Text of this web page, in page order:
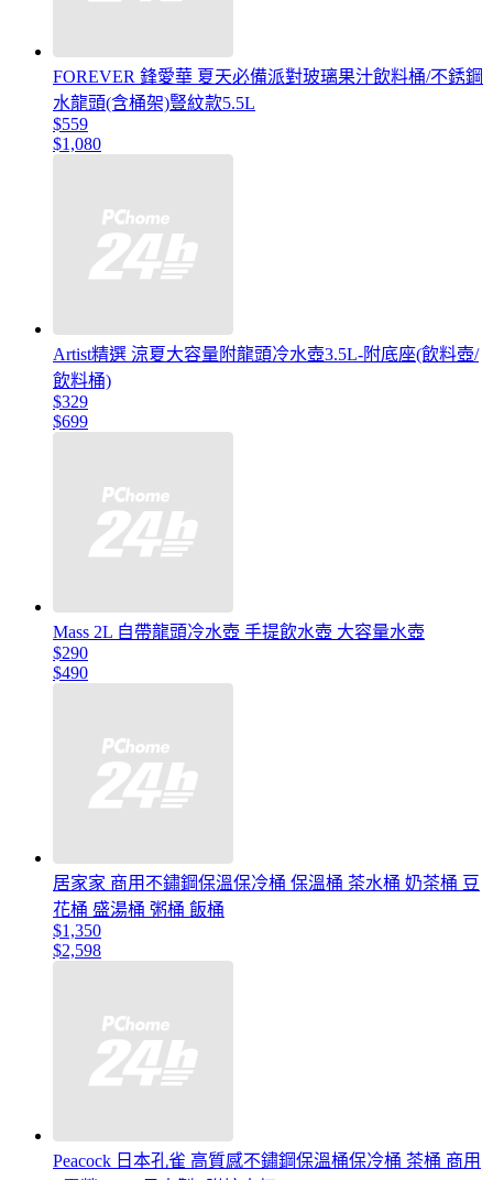
FOREVER 鋒愛華 夏天必備派對玻璃果汁飲料桶/不銹鋼
水龍頭(含桶架)豎紋款5.5L
$559
$1,080
Artist精選 涼夏大容量附龍頭冷水壺3.5L-附底座(飲料壺/
飲料桶)
$329
$699
Mass 2L 自帶龍頭冷水壺 手提飲水壺 大容量水壺
$290
$490
居家家 商用不鏽鋼保溫保冷桶 保溫桶 茶水桶 奶茶桶 豆
花桶 盛湯桶 粥桶 飯桶
$1,350
$2,598
Peacock 日本孔雀 高質感不鏽鋼保溫桶保冷桶 茶桶 商用